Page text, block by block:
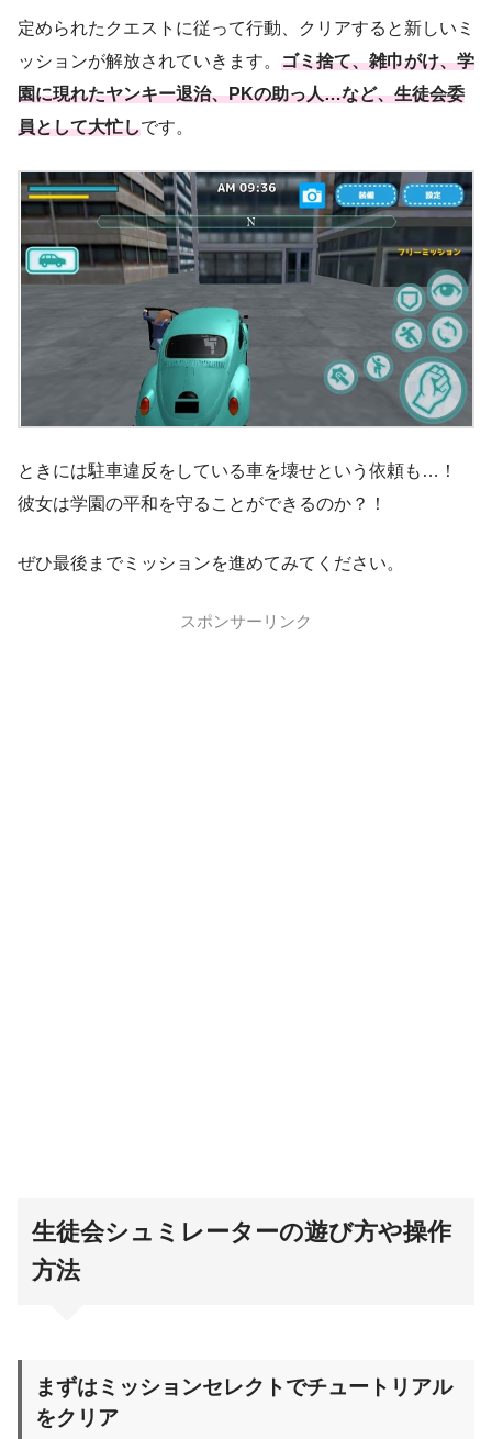
定められたクエストに従って行動、クリアすると新しいミ
ッションが解放されていきます。 ゴミ捨て、雑巾がけ、学
園に現れたヤンキー退治、PKの助っ人…など、生徒会委
員として大忙しです。
ときには駐車違反をしている車を壊せという依頼も…！
彼女は学園の平和を守ることができるのか？！
ぜひ最後までミッションを進めてみてください。
スポンサーリンク
生徒会シュミレーターの遊び方や操作
方法
まずはミッションセレクトでチュートリアル
をクリア